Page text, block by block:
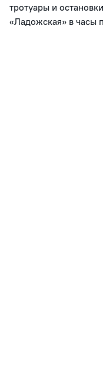
тротуары и
«Ладожская» в часы